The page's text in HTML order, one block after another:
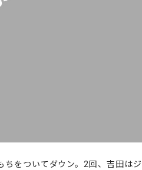
をついてダウン。2回、吉田は